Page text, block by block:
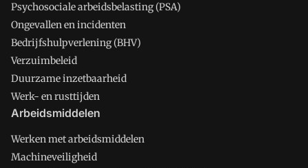
Psychosociale arbeidsbelasting (PSA)
Ongevallen en incidenten
Bedrijfshulpverlening (BHV)
Verzuimbeleid
Duurzame inzetbaarheid
Werk- en rusttijden
Arbeidsmiddelen
Werken met arbeidsmiddelen
Machineveiligheid